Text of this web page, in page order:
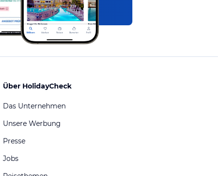
Über HolidayCheck
Das Unternehmen
Unsere Werbung
Presse
Jobs